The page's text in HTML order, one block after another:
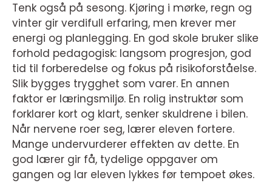
Tenk også på sesong. Kjøring i mørke, regn og
vinter gir verdifull erfaring, men krever mer
energi og planlegging. En god skole bruker slike
forhold pedagogisk: langsom progresjon, god
tid til forberedelse og fokus på risikoforståelse.
Slik bygges trygghet som varer. En annen
faktor er læringsmiljø. En rolig instruktør som
forklarer kort og klart, senker skuldrene i bilen.
Når nervene roer seg, lærer eleven fortere.
Mange undervurderer effekten av dette. En
god lærer gir få, tydelige oppgaver om
gangen og lar eleven lykkes før tempoet økes.